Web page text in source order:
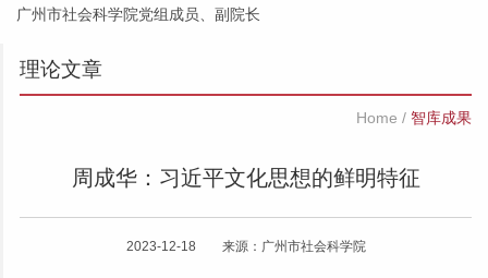
广州市社会科学院党组成员、副院长
理论文章
Home / 智库成果
周成华：习近平文化思想的鲜明特征
2023-12-18 来源：广州市社会科学院